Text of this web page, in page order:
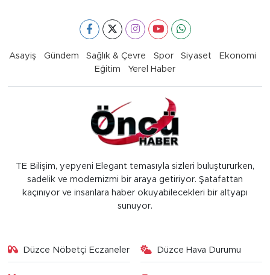
Asayiş Gündem Sağlık & Çevre Spor Siyaset
Ekonomi
Eğitim
Yerel Haber
TE Bilişim, yepyeni Elegant temasıyla sizleri buluştururken,
sadelik ve modernizmi bir araya getiriyor. Şatafattan
kaçınıyor ve insanlara haber okuyabilecekleri bir altyapı
sunuyor.
Düzce Nöbetçi Eczaneler Düzce Hava Durumu